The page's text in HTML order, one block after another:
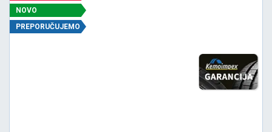
NOVO
PREPORUČUJEMO